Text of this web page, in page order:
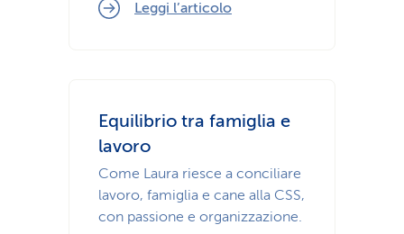
Leggi l’articolo
Equilibrio tra famiglia e
lavoro
Come Laura riesce a conciliare
lavoro, famiglia e cane alla CSS,
con passione e organizzazione.